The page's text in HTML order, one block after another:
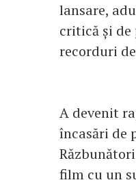
lansare,
critică și de
recorduri
A devenit
încasări de
film cu un